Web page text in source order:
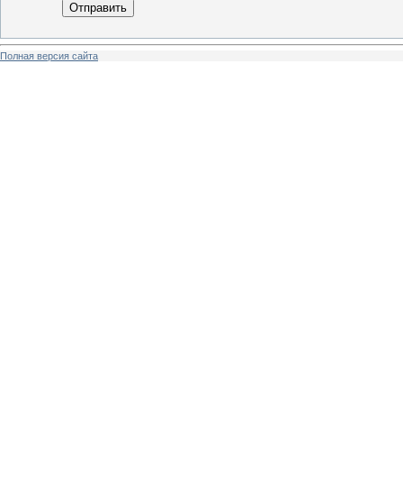
Отправить
Полная версия сайта